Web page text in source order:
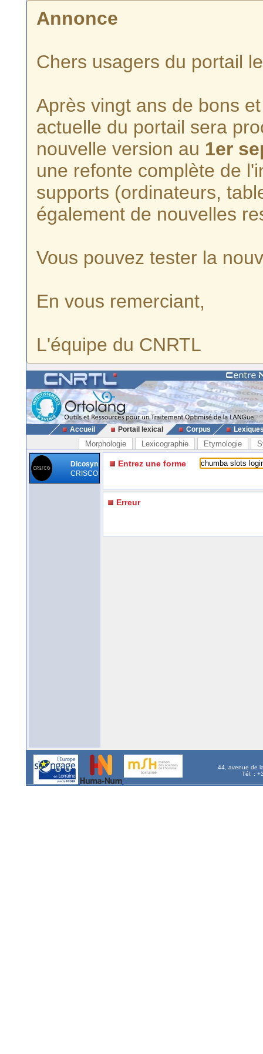
Annonce
Chers usagers du portail
Après vingt ans de bons
actuelle du portail sera
nouvelle version au 1er
une refonte complète de
supports (ordinateurs,
également de nouvelles
Vous pouvez tester la
En vous remerciant,
L'équipe du CNRTL
Accueil Portail lexical Corpus
Morphologie Lexicographie Etymologie
Dicosyn
CRISCO
Entrez une forme
Erreur
44, avenue de
Tél. :